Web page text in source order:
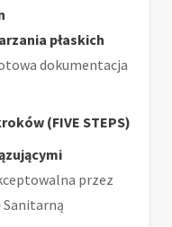
płaskich
dokumentacja
(FIVE STEPS)
przez
Sanitarną